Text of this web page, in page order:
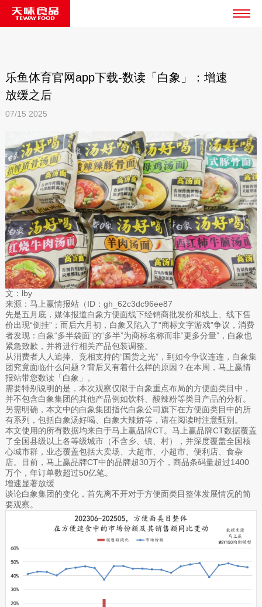
乐鱼体育官网app下载-数读「白象」：增速
放缓之后
07/15 2025
文：lby
来源：马上赢情报站（ID：gh_62c3dc96ee87
先是五月底，媒体报道白象方便面线下经销商批发价和线上、线下售
价出现“倒挂”；而后六月初，白象又陷入了“商标文字游戏”争议，消费
者发现：白象“多半袋面”的“多半”为商标名称而非“更多分量”，白象也
紧急致歉，并将进行相关产品包装调整。
从消费者人人追捧、竞相支持的“国货之光”，到如今争议连连，白象集
团究竟面临什么问题？背后又有着什么样的原因？在本周，马上赢情
报站带您数读「白象」。
需要特别说明的是，本次观察仅限于白象重点布局的方便面类目中，
并不包含白象集团的其他产品例如饮料、酸辣粉等类目产品的分析。
另需明确，本文中的白象集团指代白象公司旗下在方便面类目中的所
有系列，包括白象汤好喝、白象大辣娇等，请在阅读时注意甄别。
本文使用的所有数据均来自于马上赢品牌CT。马上赢品牌CT数据覆盖
了全国县级以上各等级城市（不含乡、镇、村），并深度覆盖全国核
心城市群，业态覆盖包括大卖场、大超市、小超市、便利店、食杂
店。目前，马上赢品牌CT中的品牌超30万个，商品条码量超过1400
万个，年订单数超过50亿笔。
增速显著放缓
谈论白象集团的变化，首先离不开对于方便面类目整体发展情况的简
要观察。